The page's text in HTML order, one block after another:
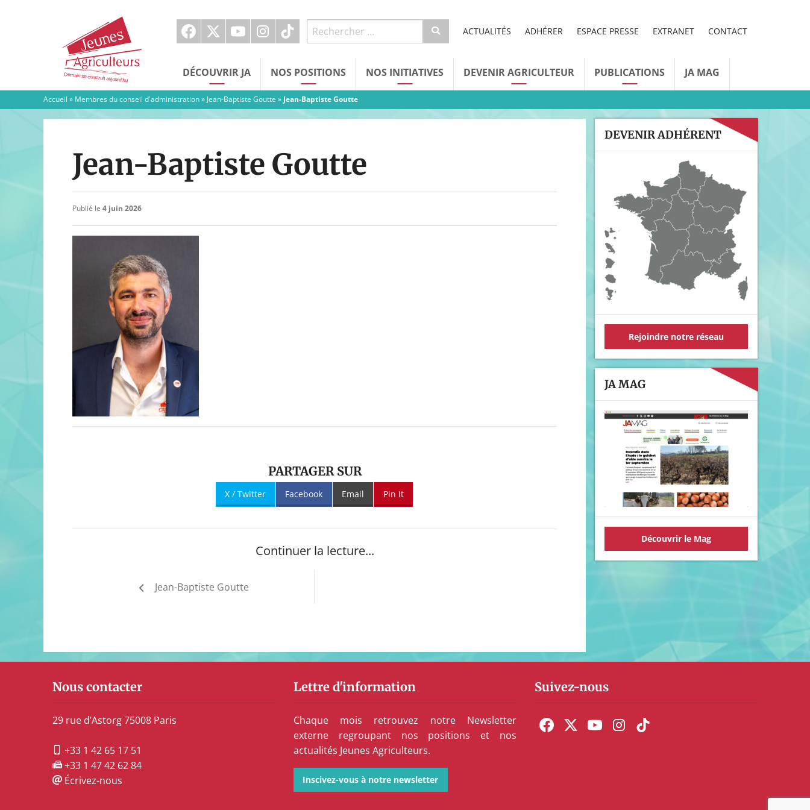
Agriculteurs
ACTUALITÉS ADHÉRER ESPACE PRESSE EXTRANET CONTACT
DÉCOUVRIR JA NOS POSITIONS NOS INITIATIVES DEVENIR AGRICULTEUR PUBLICATIONS JA MAG
Accueil » Membres du conseil d'administration» Jean-Baptiste Goutte » Jean-Baptiste Goutte
Jean-Baptiste Goutte
Publié le 4 juin 2026
PARTAGER SUR
X / Twitter Facebook Email Pin It
Continuer la lecture...
NavigationJean-Baptiste Goutte
DEVENIR ADHÉRENT
Rejoindre notre réseau
JA MAG
Découvrir le Mag
Nous contacter
29 rue d’Astorg 75008 Paris
+33 1 42 65 17 51
+33 1 47 42 62 84
Écrivez-nous
Lettre d'information
Chaque mois retrouvez notre Newsletter
externe regroupant nos positions et nos
actualités Jeunes Agriculteurs.
Inscivez-vous à notre newsletter
Suivez-nous